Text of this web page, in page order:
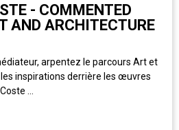
- COMMENTED
AND ARCHITECTURE
arpentez le parcours Art et
inspirations derrière les œuvres
...